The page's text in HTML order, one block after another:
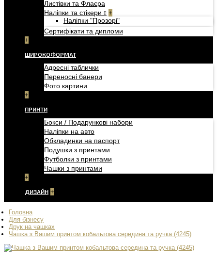
Листівки та Флаєра
Наліпки та стікери
+
Наліпки "Прозорі"
Сертифікати та дипломи
+
ШИРОКОФОРМАТ
Адресні таблички
Переносні банери
Фото картини
+
ПРИНТИ
Бокси / Подарункові набори
Наліпки на авто
Обкладинки на паспорт
Подушки з принтами
Футболки з принтами
Чашки з принтами
+
ДИЗАЙН +
Головна
Для бізнесу
Друк на чашках
Чашка з Вашим принтом кобальтова середина та ручка (4245)